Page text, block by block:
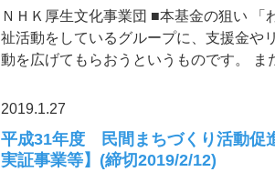
ＮＨＫ厚生文化事業団 ■本基金の狙い
祉活動をしているグループに、支援金や
動を広げてもらおうというものです。 ま
2019.1.27
平成31年度 民間まちづくり活動促
実証事業等】(締切2019/2/12)